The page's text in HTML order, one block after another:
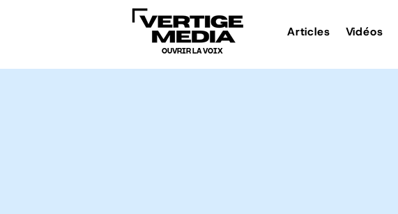
OUVRIR LA VOIX
Articles Vidéos